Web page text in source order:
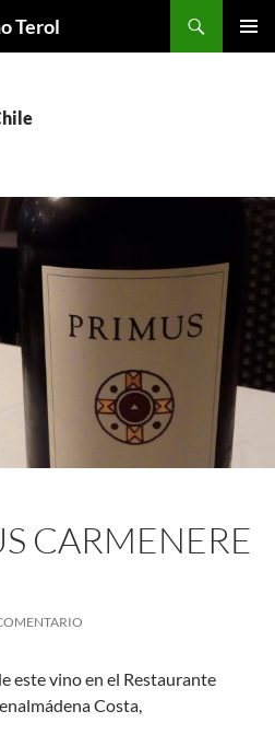
Terol
CARMENERE
este vino en el Restaurante
Costa,